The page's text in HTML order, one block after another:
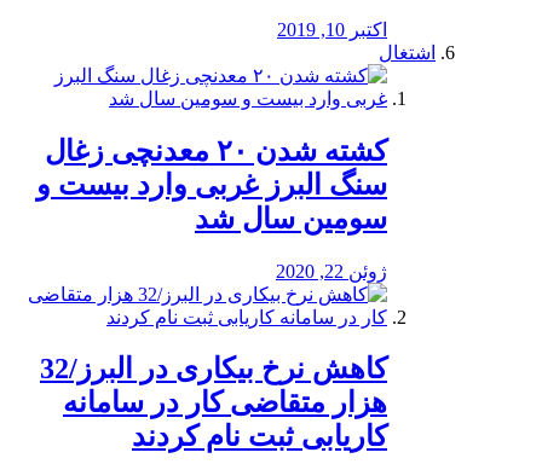
اکتبر 10, 2019
اشتغال
کشته شدن ۲۰ معدنچی زغال
سنگ البرز غربی وارد بیست و
سومین سال شد
ژوئن 22, 2020
کاهش نرخ بیکاری در البرز/32
هزار متقاضی کار در سامانه
کاریابی ثبت نام کردند